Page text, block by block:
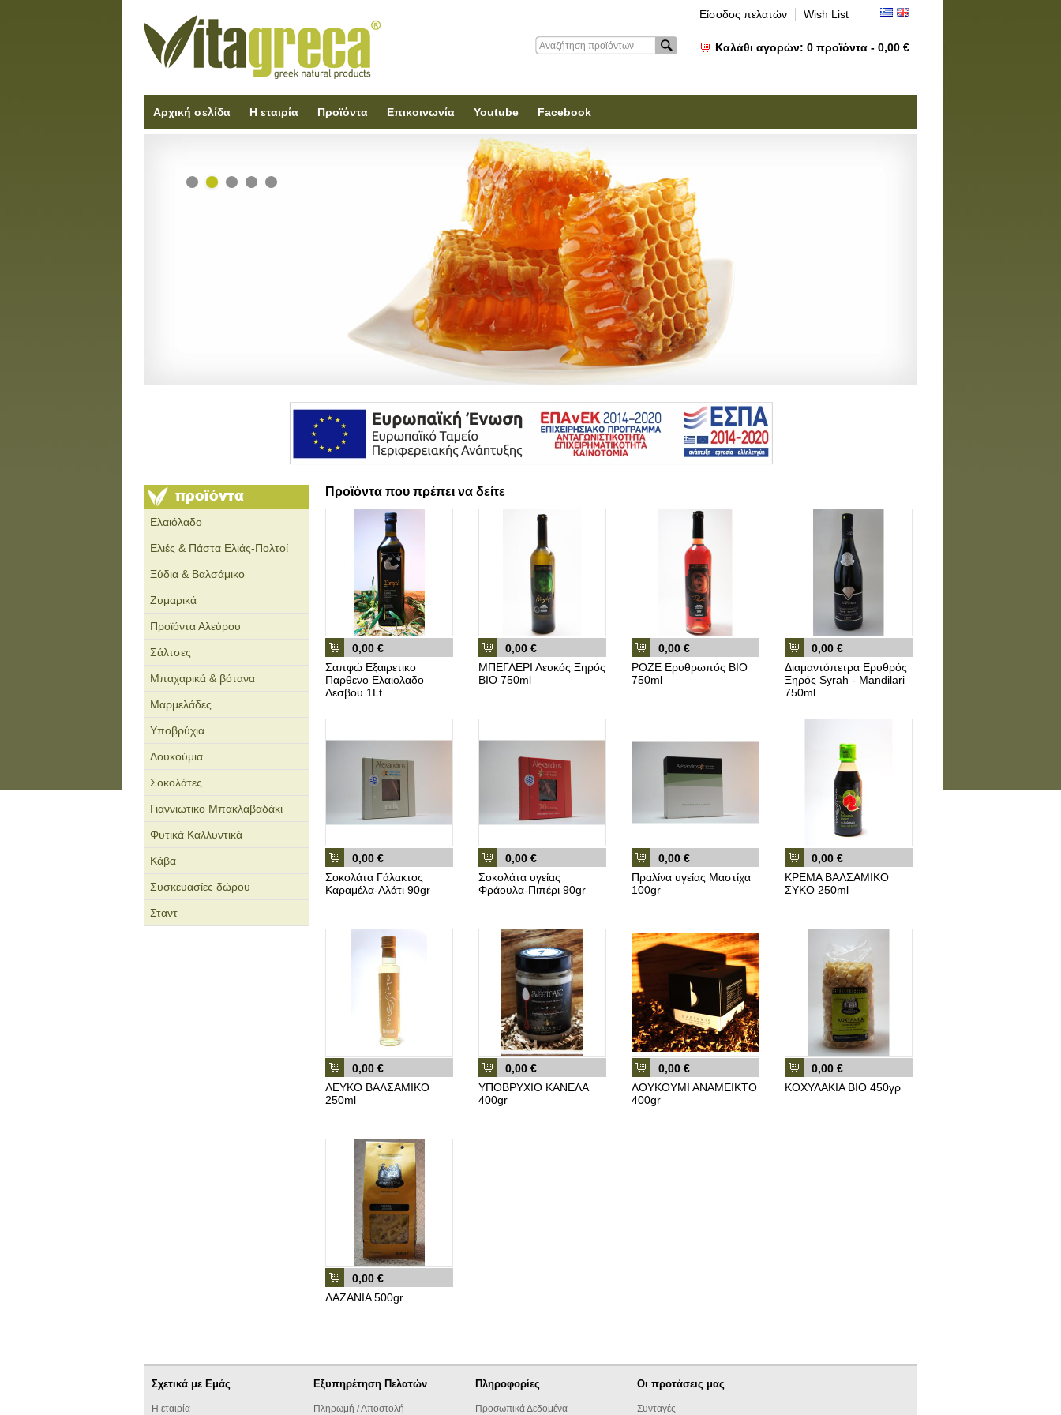
Είσοδος πελατών Wish List
Καλάθι αγορών: 0 προϊόντα - 0,00 €
Αρχική σελίδα Η εταιρία Προϊόντα Επικοινωνία Youtube Facebook
Ελαιόλαδο
Ελιές & Πάστα Ελιάς-Πολτοί
Ξύδια & Βαλσάμικο
Ζυμαρικά
Προϊόντα Αλεύρου
Σάλτσες
Μπαχαρικά & βότανα
Μαρμελάδες
Υποβρύχια
Λουκούμια
Σοκολάτες
Γιαννιώτικο Μπακλαβαδάκι
Φυτικά Καλλυντικά
Κάβα
Συσκευασίες δώρου
Σταντ
Προϊόντα που πρέπει να δείτε
0,00 €
Σαπφώ Εξαιρετικο
Παρθενο Ελαιολαδο
Λεσβου 1Lt
0,00 €
ΜΠΕΓΛΕΡΙ Λευκός Ξηρός
ΒΙΟ 750ml
0,00 €
ΡΟΖΕ Ερυθρωπός ΒΙΟ
750ml
0,00 €
Διαμαντόπετρα Ερυθρός
Ξηρός Syrah - Mandilari
750ml
0,00 €
Σοκολάτα Γάλακτος
Καραμέλα-Αλάτι 90gr
0,00 €
Σοκολάτα υγείας
Φράουλα-Πιπέρι 90gr
0,00 €
Πραλίνα υγείας Μαστίχα
100gr
0,00 €
ΚΡΕΜΑ ΒΑΛΣΑΜΙΚΟ
ΣΥΚΟ 250ml
0,00 €
ΛΕΥΚΟ ΒΑΛΣΑΜΙΚΟ
250ml
0,00 €
ΥΠΟΒΡΥΧΙΟ ΚΑΝΕΛΑ
400gr
0,00 €
ΛΟΥΚΟΥΜΙ ΑΝΑΜΕΙΚΤΟ
400gr
0,00 €
ΚΟΧΥΛΑΚΙΑ ΒΙΟ 450γρ
0,00 €
ΛΑΖΑΝΙΑ 500gr
Σχετικά με Εμάς
Η εταιρία
Εξυπηρέτηση Πελατών
Πληρωμή / Αποστολή
Πληροφορίες
Προσωπικά Δεδομένα
Οι προτάσεις μας
Συνταγές